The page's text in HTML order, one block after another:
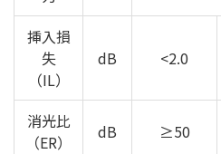
挿入損
失
（IL）
dB <2.0
消光比
（ER）
dB ≥50